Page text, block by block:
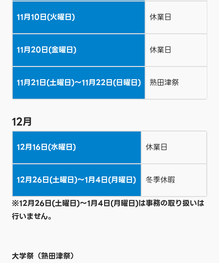
11月10日(火曜日) 休業日
11月20日(金曜日) 休業日
11月21日(土曜日)～11月22日(日曜日) 熟田津祭
12月
12月16日(水曜日) 休業日
12月26日(土曜日)～1月4日(月曜日)
冬季休暇
※12月26日(土曜日)～1月4日(月曜日)は事務の取り扱いは
行いません。
大学祭（熟田津祭）